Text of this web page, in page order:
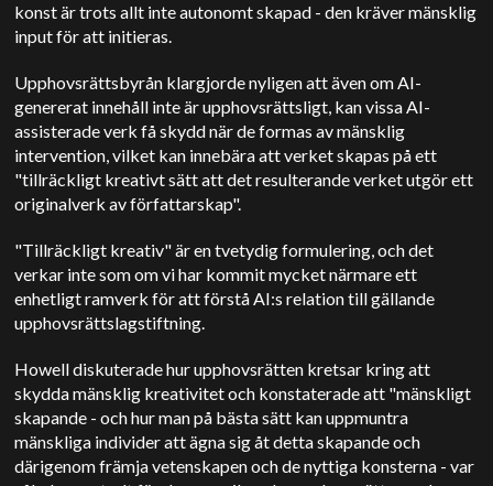
konst är trots allt inte autonomt skapad - den kräver mänsklig
input för att initieras.
Upphovsrättsbyrån klargjorde nyligen att även om AI-
genererat innehåll inte är upphovsrättsligt, kan vissa AI-
assisterade verk få skydd när de formas av mänsklig
intervention, vilket kan innebära att verket skapas på ett
"tillräckligt kreativt sätt att det resulterande verket utgör ett
originalverk av författarskap".
"Tillräckligt kreativ" är en tvetydig formulering, och det
verkar inte som om vi har kommit mycket närmare ett
enhetligt ramverk för att förstå AI:s relation till gällande
upphovsrättslagstiftning.
Howell diskuterade hur upphovsrätten kretsar kring att
skydda mänsklig kreativitet och konstaterade att "mänskligt
skapande - och hur man på bästa sätt kan uppmuntra
mänskliga individer att ägna sig åt detta skapande och
därigenom främja vetenskapen och de nyttiga konsterna - var